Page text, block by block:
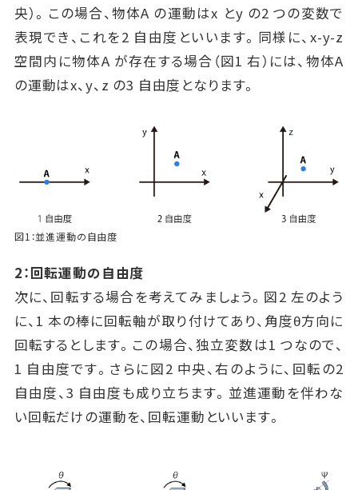
央）。この場合、物体A の運動はx とy の2 つの変数で
表現でき、これを2 自由度といいます。同様に、x-y-z
空間内に物体A が存在する場合（図1 右）には、物体A
の運動はx、y、z の3 自由度となります。
図1：並進運動の自由度
2：回転運動の自由度
次に、回転する場合を考えてみましょう。図2 左のよう
に、1 本の棒に回転軸が取り付けてあり、角度θ方向に
回転するとします。この場合、独立変数は1 つなので、
1 自由度です。さらに図2 中央、右のように、回転の2
自由度、3 自由度も成り立ちます。並進運動を伴わな
い回転だけの運動を、回転運動といいます。